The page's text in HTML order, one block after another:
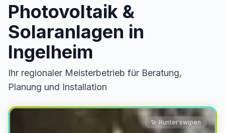
Photovoltaik &
Solaranlagen in
Ingelheim
Ihr regionaler Meisterbetrieb für Beratung,
Planung und Installation
Runter swipen